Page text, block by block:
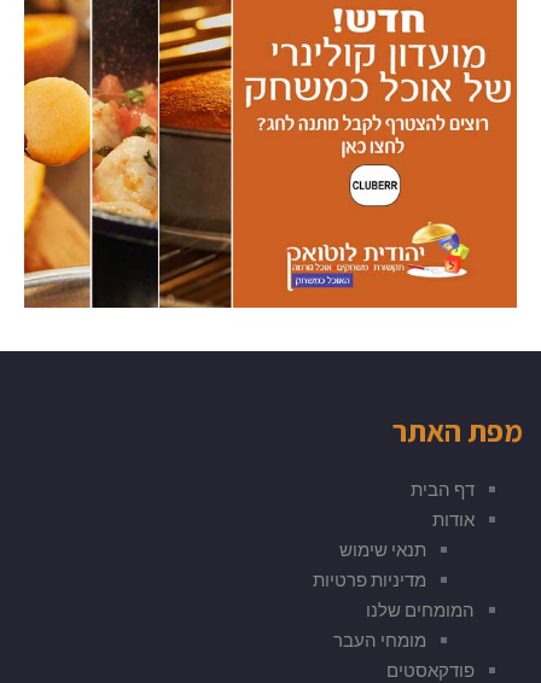
מפת האתר
דף הבית
אודות
תנאי שימוש
מדיניות פרטיות
המומחים שלנו
מומחי העבר
פודקאסטים